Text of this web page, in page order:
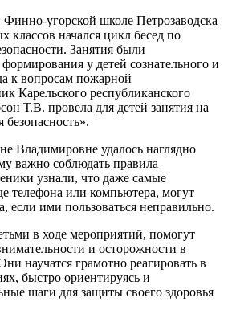
Финно-угорской школе Петрозаводска
классов начался цикл бесед по
Занятия были
у детей сознательного и
к вопросам пожарной
Карельского республиканского
Т.В. провела для детей занятия на
Владимировне удалось наглядно
важно соблюдать правила
узнали, что даже самые
телефона или компьютера, могут
если ими пользоваться неправильно.
в ходе мероприятий, помогут
и осторожности в
научатся грамотно реагировать в
быстро ориентируясь и
шаги для защиты своего здоровья